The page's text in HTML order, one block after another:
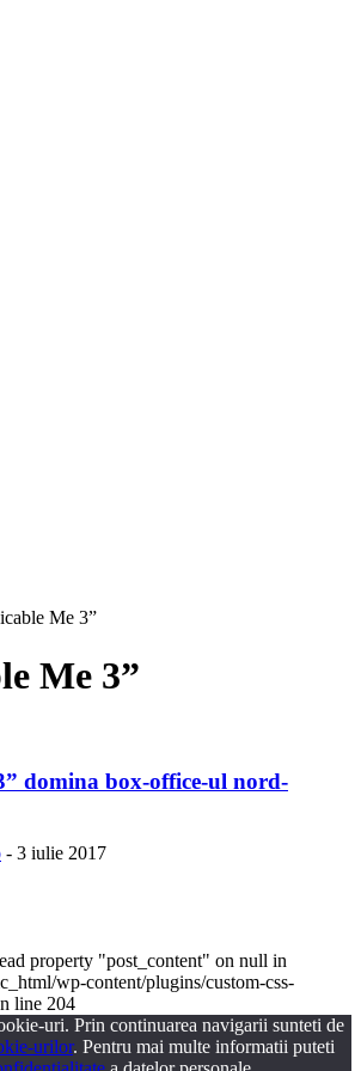
Me 3”
Me 3”
domina box-office-ul nord-
- 3 iulie 2017
property "post_content" on null in
wp-content/plugins/custom-css-
line 204
uri. Prin continuarea navigarii sunteti de
urilor. Pentru mai multe informatii puteti